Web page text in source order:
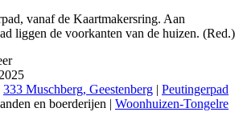
vanaf de Kaartmakersring. Aan
liggen de voorkanten van de huizen. (Red.)
333 Muschberg, Geestenberg | Peutingerpad
en boerderijen | Woonhuizen-Tongelre